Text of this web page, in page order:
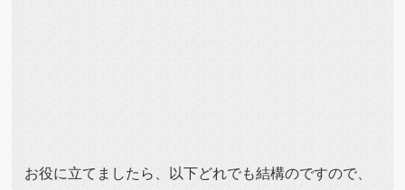
お役に立てましたら、以下どれでも結構のですので、